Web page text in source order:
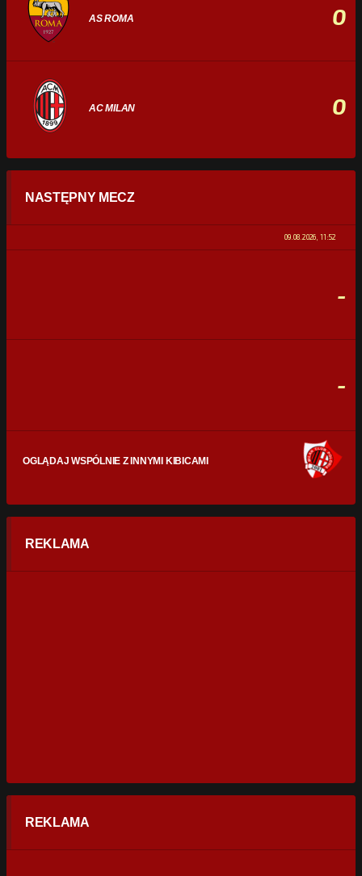
AS ROMA 0
AC MILAN 0
STATYSTYKI
0% 100%
NASTĘPNY MECZ
09.08.2026, 11:52
-
-
OGLĄDAJ WSPÓLNIE Z INNYMI KIBICAMI
REKLAMA
REKLAMA